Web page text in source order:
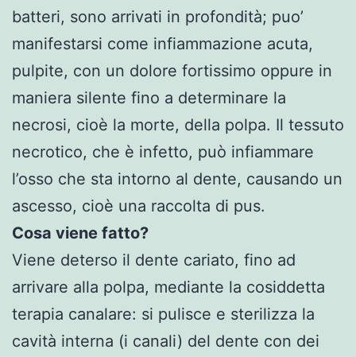
batteri, sono arrivati in profondità; puo’
manifestarsi come infiammazione acuta,
pulpite, con un dolore fortissimo oppure in
maniera silente fino a determinare la
necrosi, cioè la morte, della polpa. Il tessuto
necrotico, che è infetto, può infiammare
l’osso che sta intorno al dente, causando un
ascesso, cioè una raccolta di pus.
Cosa viene fatto?
Viene deterso il dente cariato, fino ad
arrivare alla polpa, mediante la cosiddetta
terapia canalare: si pulisce e sterilizza la
cavità interna (i canali) del dente con dei